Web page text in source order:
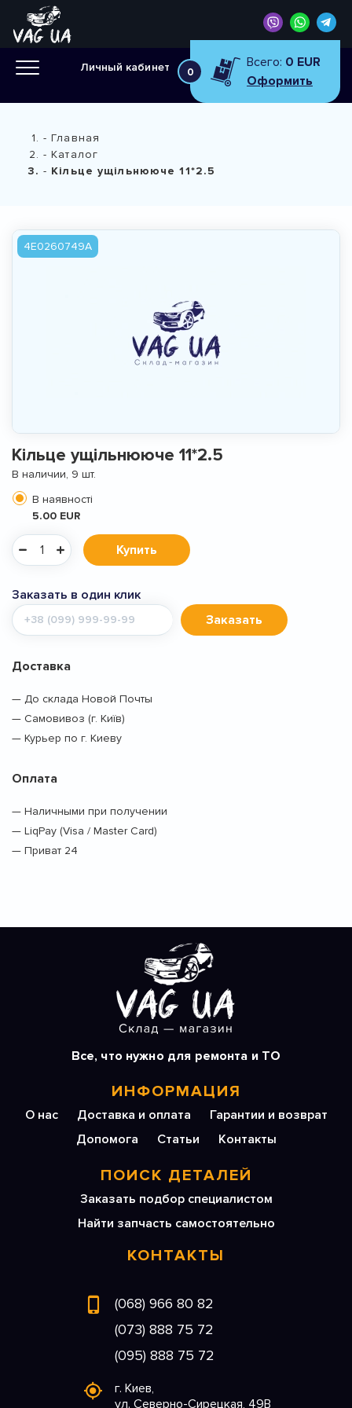
Личный кабинет 0
Всего: 0 EUR
Оформить
Главная
Каталог
Кiльце ущiльнююче 11*2.5
4E0260749A
Кiльце ущiльнююче 11*2.5
В наличии, 9 шт.
В наявності
5.00 EUR
Купить
Заказать в один клик
Мобильный
телефон
Заказать
Доставка
— До склада Новой Почты
— Самовивоз (г. Київ)
— Курьер по г. Киеву
Оплата
— Наличными при получении
— LiqPay (Visa / Master Card)
— Приват 24
Все, что нужно для ремонта и ТО
ИНФОРМАЦИЯ
О нас Доставка и оплата
Гарантии и возврат
Допомога
Статьи Контакты
ПОИСК ДЕТАЛЕЙ
Заказать подбор специалистом
Найти запчасть самостоятельно
КОНТАКТЫ
(068) 966 80 82
(073) 888 75 72
(095) 888 75 72
г. Киев,
ул. Северно-Сирецкая, 49В